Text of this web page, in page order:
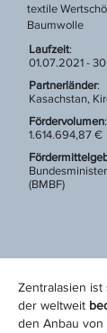
textile
Baumwolle
Laufzeit:
01.07.2021 -
Partnerländer:
Kasachstan,
Fördervolumen:
1.614.694,87 €
(BMBF)
Zentralasien
der weltweit
den Anbau von